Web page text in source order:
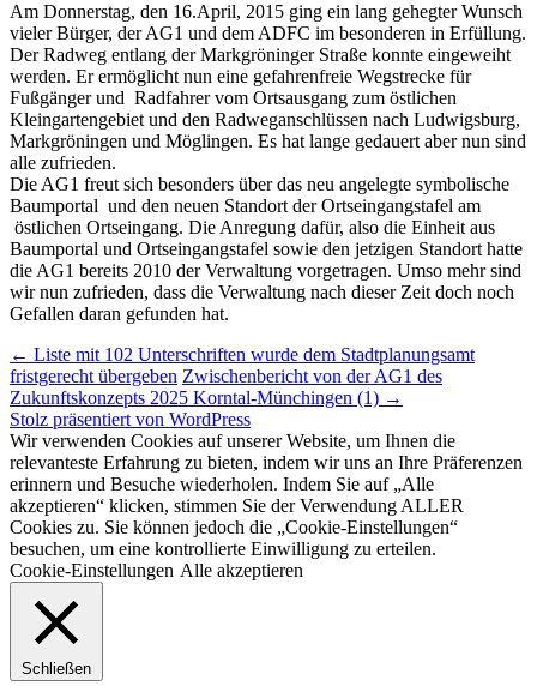
Am Donnerstag, den 16.April, 2015 ging ein lang gehegter Wunsch
vieler Bürger, der AG1 und dem ADFC im besonderen in Erfüllung.
Der Radweg entlang der Markgröninger Straße konnte eingeweiht
werden. Er ermöglicht nun eine gefahrenfreie Wegstrecke für
Fußgänger und Radfahrer vom Ortsausgang zum östlichen
Kleingartengebiet und den Radweganschlüssen nach Ludwigsburg,
Markgröningen und Möglingen. Es hat lange gedauert aber nun sind
alle zufrieden.
Die AG1 freut sich besonders über das neu angelegte symbolische
Baumportal und den neuen Standort der Ortseingangstafel am
östlichen Ortseingang. Die Anregung dafür, also die Einheit aus
Baumportal und Ortseingangstafel sowie den jetzigen Standort hatte
die AG1 bereits 2010 der Verwaltung vorgetragen. Umso mehr sind
wir nun zufrieden, dass die Verwaltung nach dieser Zeit doch noch
Gefallen daran gefunden hat.
Beitragsnavigation
← Liste mit 102 Unterschriften wurde dem Stadtplanungsamt
fristgerecht übergeben Zwischenbericht von der AG1 des
Zukunftskonzepts 2025 Korntal-Münchingen (1) →
Stolz präsentiert von WordPress
Wir verwenden Cookies auf unserer Website, um Ihnen die
relevanteste Erfahrung zu bieten, indem wir uns an Ihre Präferenzen
erinnern und Besuche wiederholen. Indem Sie auf „Alle
akzeptieren“ klicken, stimmen Sie der Verwendung ALLER
Cookies zu. Sie können jedoch die „Cookie-Einstellungen“
besuchen, um eine kontrollierte Einwilligung zu erteilen.
Cookie-Einstellungen Alle akzeptieren
Schließen